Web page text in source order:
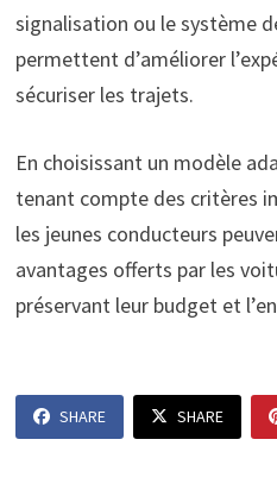
signalisation ou le système
permettent d’améliorer
sécuriser les trajets.
En choisissant un modèle
tenant compte des critères
les jeunes conducteurs
avantages offerts par les
préservant leur budget et
SHARE SHARE